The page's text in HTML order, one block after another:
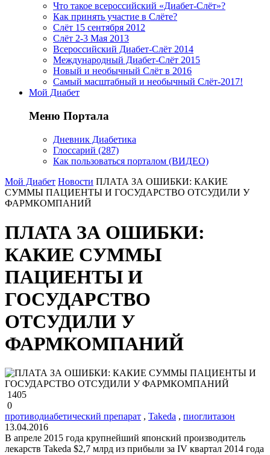
Что такое всероссийский «Диабет-Слёт»?
Как принять участие в Слёте?
Слёт 15 сентября 2012
Слёт 2-3 Мая 2013
Всероссийский Диабет-Слёт 2014
Международный Диабет-Слёт 2015
Новый и необычный Слёт в 2016
Самый масштабный и необычный Слёт-2017!
Мой Диабет
Меню Портала
Дневник Диабетика
Глоссарий (287)
Как пользоваться порталом (ВИДЕО)
Мой Диабет Новости ПЛАТА ЗА ОШИБКИ: КАКИЕ
СУММЫ ПАЦИЕНТЫ И ГОСУДАРСТВО ОТСУДИЛИ У
ФАРМКОМПАНИЙ
ПЛАТА ЗА ОШИБКИ:
КАКИЕ СУММЫ
ПАЦИЕНТЫ И
ГОСУДАРСТВО
ОТСУДИЛИ У
ФАРМКОМПАНИЙ
1405
0
противодиабетический препарат , Takeda , пиоглитазон
13.04.2016
В апреле 2015 года крупнейший японский производитель
лекарств Takeda $2,7 млрд из прибыли за IV квартал 2014 года